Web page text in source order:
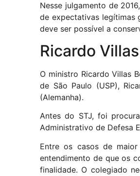
Nesse julgamento de
de expectativas legítimas
deve ser possível a
Ricardo
O ministro Ricardo Villas
de São Paulo (USP),
(Alemanha).
Antes do STJ, foi
Administrativo de Defesa
Entre os casos de
entendimento de que os
finalidade. O colegiado